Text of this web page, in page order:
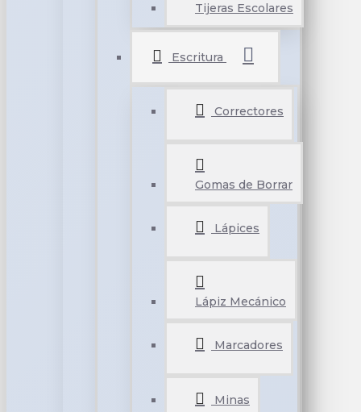
Tijeras Escolares
Escritura
Correctores
Gomas de Borrar
Lápices
Lápiz Mecánico
Marcadores
Minas